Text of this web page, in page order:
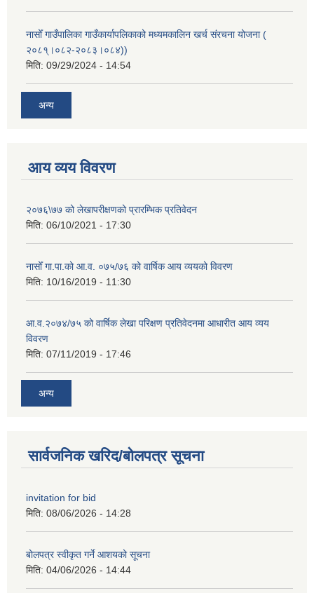
नासोँ गाउँपालिका गाउँकार्यापलिकाको मध्यमकालिन खर्च संरचना योजना (
२०८१्।०८२-२०८३।०८४))
मिति: 09/29/2024 - 14:54
अन्य
आय व्यय विवरण
२०७६\७७ को लेखापरीक्षणको प्रारम्भिक प्रतिवेदन
मिति: 06/10/2021 - 17:30
नासोँ गा.पा.को आ.व. ०७५/७६ को वार्षिक आय व्ययको विवरण
मिति: 10/16/2019 - 11:30
आ.व.२०७४/७५ को वार्षिक लेखा परिक्षण प्रतिवेदनमा आधारीत आय व्यय
विवरण
मिति: 07/11/2019 - 17:46
अन्य
सार्वजनिक खरिद/बोलपत्र सूचना
invitation for bid
मिति: 08/06/2026 - 14:28
बोलपत्र स्वीकृत गर्ने आशयको सूचना
मिति: 04/06/2026 - 14:44